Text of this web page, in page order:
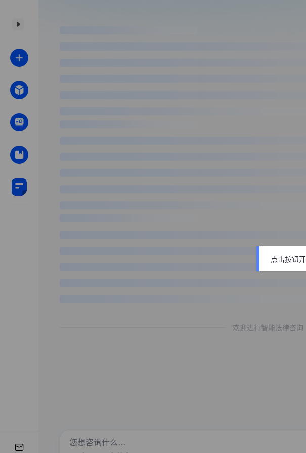
欢迎进行智能法律咨询
点击按钮